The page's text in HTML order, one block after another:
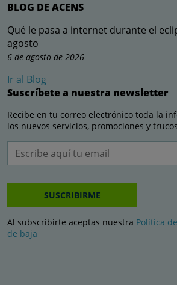
BLOG DE ACENS
Qué le pasa a internet durante el
agosto
6 de agosto de 2026
Ir al Blog
Suscríbete a nuestra newsletter
Recibe en tu correo electrónico toda la
los nuevos servicios, promociones y
SUSCRIBIRME
Al subscribirte aceptas nuestra Política
de baja